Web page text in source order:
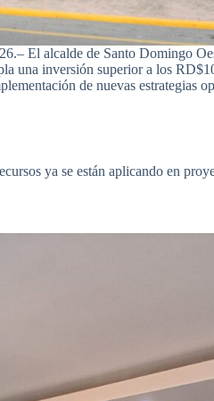
El alcalde de Santo Domingo
una inversión superior a los
de nuevas estrategias
ya se están aplicando en